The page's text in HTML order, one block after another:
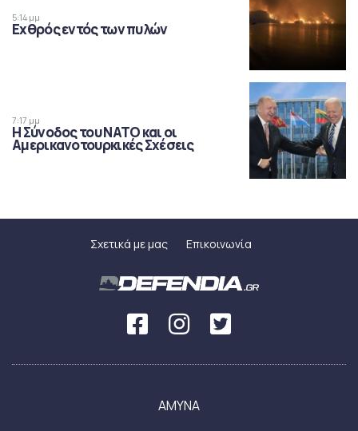
5:14 μμ
Εχθρός εντός των πυλών
7:17 μμ
Η Σύνοδος του ΝΑΤΟ και οι
Αμερικανοτουρκικές Σχέσεις
Σχετικά με μας Επικοινωνία
ΑΜΥΝΑ